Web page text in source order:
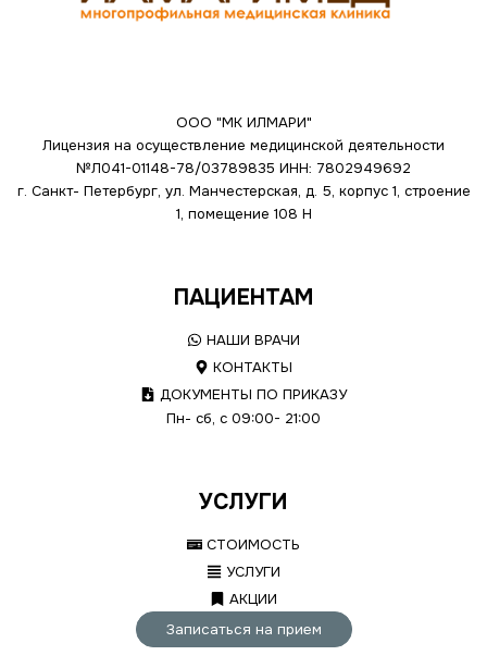
ООО "МК ИЛМАРИ"
Лицензия на осуществление медицинской деятельности
№Л041-01148-78/03789835 ИНН: 7802949692
г. Санкт- Петербург, ул. Манчестерская, д. 5, корпус 1, строение
1, помещение 108 Н
ПАЦИЕНТАМ
НАШИ ВРАЧИ
КОНТАКТЫ
ДОКУМЕНТЫ ПО ПРИКАЗУ
Пн- сб, с 09:00- 21:00
УСЛУГИ
СТОИМОСТЬ
УСЛУГИ
АКЦИИ
Записаться на прием